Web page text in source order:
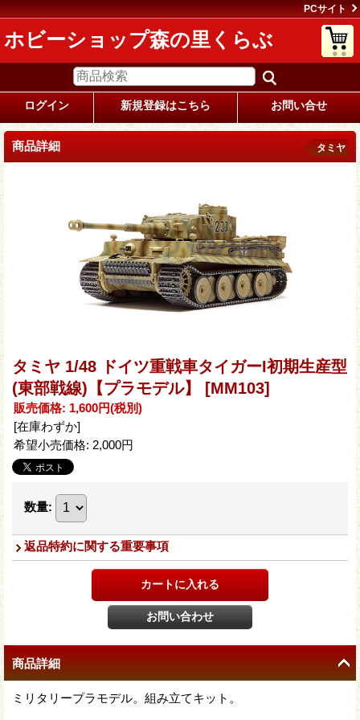
PCサイト
ホビーショップ森の里くらぶ
ログイン 新規登録はこちら お問い合せ
商品詳細 タミヤ
タミヤ 1/48 ドイツ重戦車タイガーI初期生産型
(東部戦線)【プラモデル】 [MM103]
販売価格: 1,600円(税別)
[在庫わずか]
希望小売価格: 2,000円
数量:
返品特約に関する重要事項
商品詳細
ミリタリープラモデル。組み立てキット。